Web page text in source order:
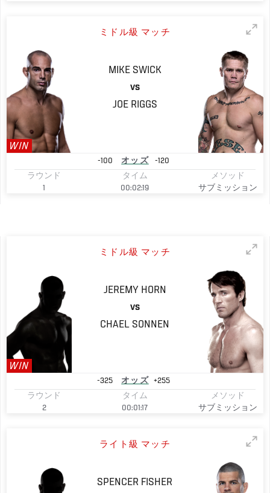
ミドル級 マッチ
WIN
MIKE SWICK
VS
JOE RIGGS
-100 オッズ
-120
ラウンド
1
タイム
00:02:19
メソッド
サブミッション
ミドル級 マッチ
WIN
JEREMY HORN
VS
CHAEL SONNEN
-325 オッズ
+255
ラウンド
2
タイム
00:01:17
メソッド
サブミッション
ライト級 マッチ
SPENCER FISHER